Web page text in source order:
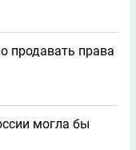
продавать права
могла бы